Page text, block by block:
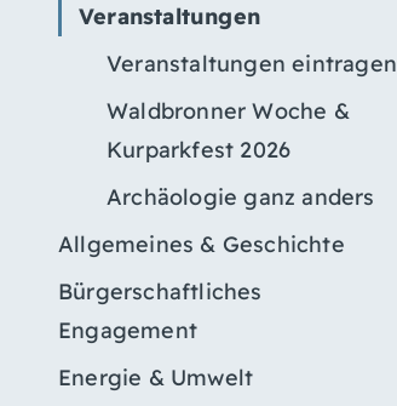
Veranstaltungen
Veranstaltungen eintragen
Waldbronner Woche &
Kurparkfest 2026
Archäologie ganz anders
Allgemeines & Geschichte
Bürgerschaftliches
Engagement
Energie & Umwelt